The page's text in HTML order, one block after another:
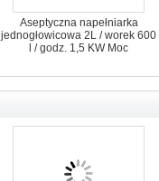
Aseptyczna napełniarka
jednogłowicowa 2L / worek 600
l / godz. 1,5 KW Moc